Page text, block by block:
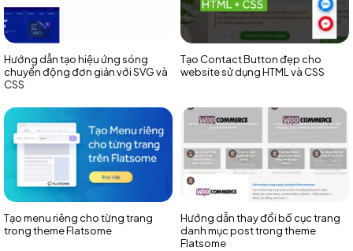
Hướng dẫn tạo hiệu ứng sóng
chuyển động đơn giản với SVG và
CSS
Tạo Contact Button đẹp cho
website sử dụng HTML và CSS
Tạo menu riêng cho từng trang
trong theme Flatsome
Hướng dẫn thay đổi bố cục trang
danh mục post trong theme
Flatsome